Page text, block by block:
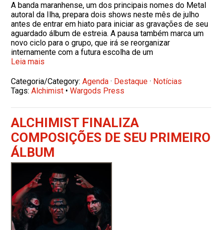
A banda maranhense, um dos principais nomes do Metal
autoral da Ilha, prepara dois shows neste mês de julho
antes de entrar em hiato para iniciar as gravações de seu
aguardado álbum de estreia. A pausa também marca um
novo ciclo para o grupo, que irá se reorganizar
internamente com a futura escolha de um
Leia mais
Categoria/Category:Agenda · Destaque · Notícias
Tags:Alchimist •Wargods Press
ALCHIMIST FINALIZA
COMPOSIÇÕES DE SEU PRIMEIRO
ÁLBUM